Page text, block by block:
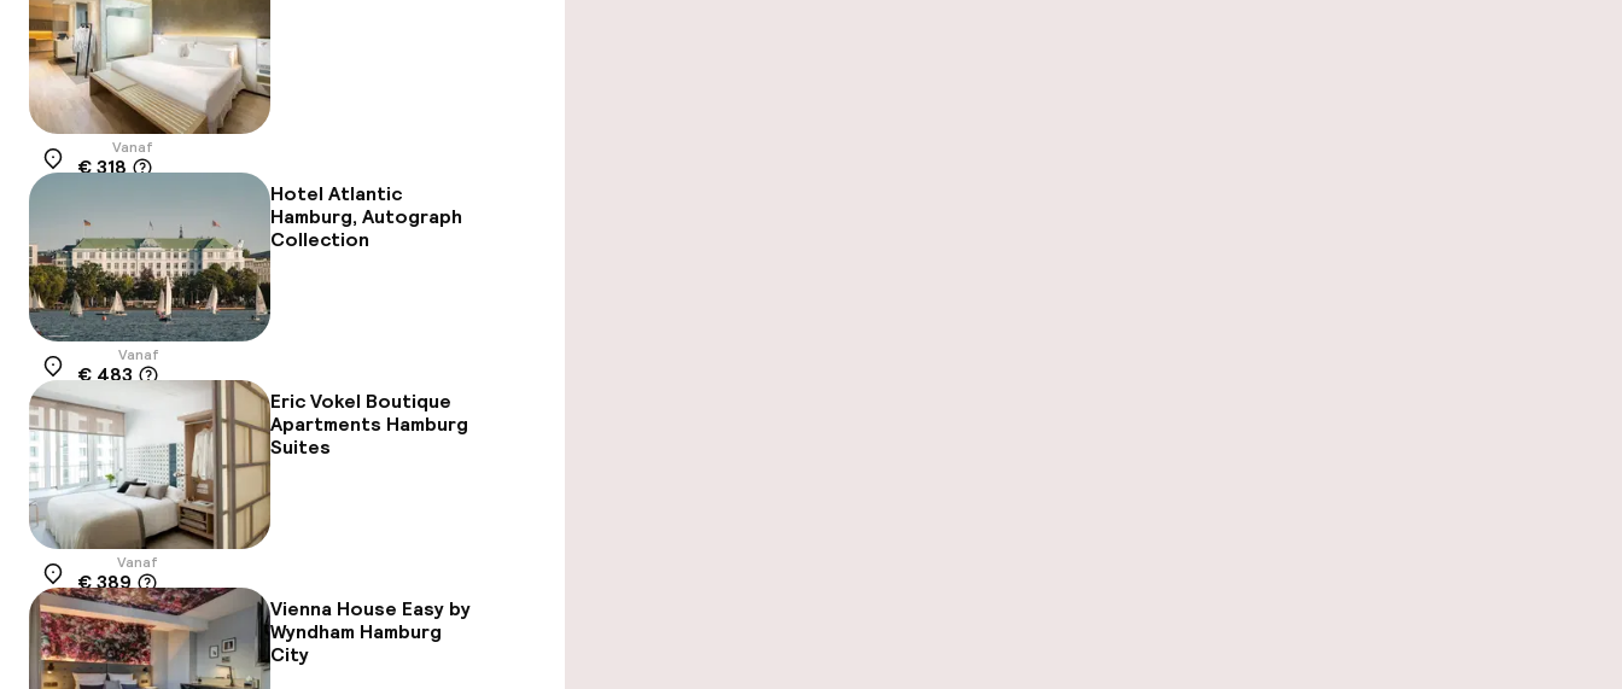
Locatie
Vanaf
€ 318
Hotel Atlantic
Hamburg, Autograph
Collection
Locatie
Vanaf
€ 483
Eric Vokel Boutique
Apartments Hamburg
Suites
Locatie
Vanaf
€ 389
Vienna House Easy by
Wyndham Hamburg
City